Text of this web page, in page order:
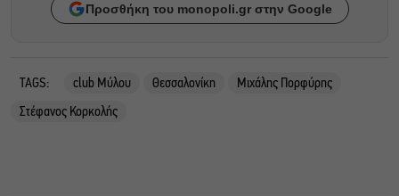
Προσθήκη του monopoli.gr στην Google
TAGS: club Μύλου Θεσσαλονίκη
Μιχάλης Πορφύρης
Στέφανος Κορκολής